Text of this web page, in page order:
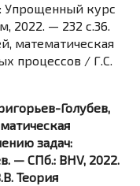
Упрощенный курс
2022. — 232 c.36.
математическая
процессов / Г.С.
Голубев,
задач:
— СПб.: BHV, 2022.
Теория